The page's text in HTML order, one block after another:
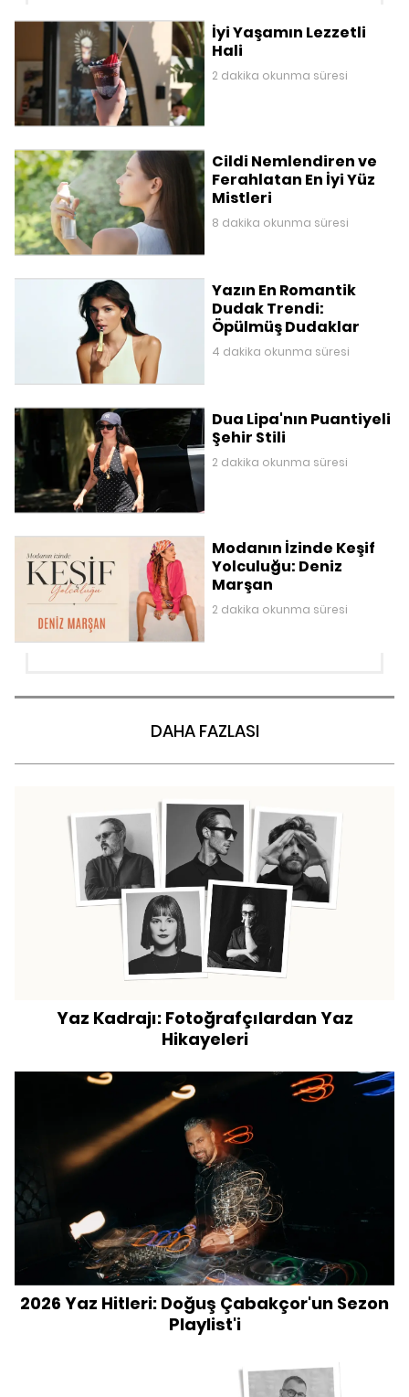
İyi Yaşamın Lezzetli
Hali
2 dakika okunma süresi
Cildi Nemlendiren ve
Ferahlatan En İyi Yüz
Mistleri
8 dakika okunma süresi
Yazın En Romantik
Dudak Trendi:
Öpülmüş Dudaklar
4 dakika okunma süresi
Dua Lipa'nın Puantiyeli
Şehir Stili
2 dakika okunma süresi
Modanın İzinde Keşif
Yolculuğu: Deniz
Marşan
2 dakika okunma süresi
DAHA FAZLASI
Yaz Kadrajı: Fotoğrafçılardan Yaz
Hikayeleri
2026 Yaz Hitleri: Doğuş Çabakçor'un Sezon
Playlist'i